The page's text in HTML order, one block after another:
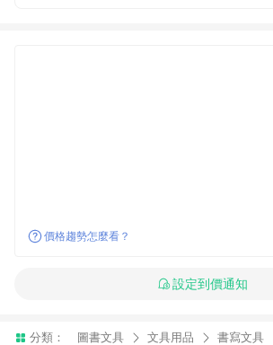
價格趨勢怎麼看？
設定到價通知
分類： 圖書文具 文具用品 書寫文具